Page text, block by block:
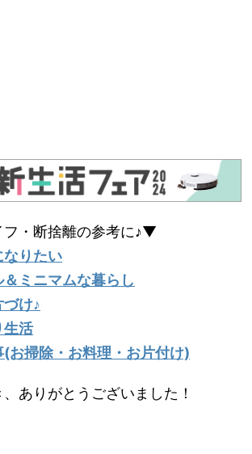
・断捨離の参考に♪▼
なりたい
ミニマムな暮らし
け♪
生活
お掃除・お料理・お片付け)
ありがとうございました！